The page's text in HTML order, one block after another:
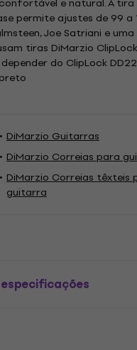
permite ajustes de 99 a
Joe Satriani e
tiras DiMarzio
do ClipLock
DiMarzio Guitarras
DiMarzio Correias para
DiMarzio Correias têxteis
guitarra